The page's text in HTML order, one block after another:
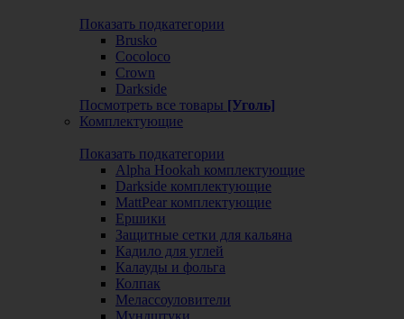
Показать подкатегории
Brusko
Cocoloco
Crown
Darkside
Посмотреть все товары [Уголь]
Комплектующие
Показать подкатегории
Alpha Hookah комплектующие
Darkside комплектующие
MattPear комплектующие
Ершики
Защитные сетки для кальяна
Кадило для углей
Калауды и фольга
Колпак
Мелассоуловители
Мундштуки